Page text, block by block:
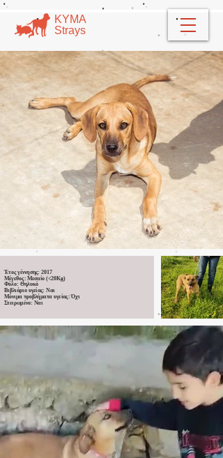
​​ΚΥΜΑ
​Strays
Έτος γέννησης: 2017
Μέγεθος: Μεσαίο (<20Kg)
Φύλο: Θηλυκό
Βιβλιάριο υγείας: Ναι
Μόνιμα προβλήματα υγείας: Όχι
Στειρωμένο: Ναι